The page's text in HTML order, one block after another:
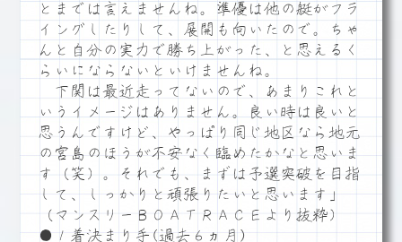
とまでは言えませんね。準優は他の艇がフラ
イングしたりして、展開も向いたので。ちゃ
んと自分の実力で勝ち上がった、と思えるく
らいにならないといけませんね。
下関は最近走ってないので、あまりこれと
いうイメージはありません。良い時は良いと
思うんですけど、やっぱり同じ地区なら地元
の宮島のほうが不安なく臨めたかなと思いま
す（笑）。それでも、まずは予選突破を目指
して、しっかりと頑張りたいと思います」
（マンスリーＢＯＡＴＲＡＣＥより抜粋）
●１着決まり手(過去６ヵ月)